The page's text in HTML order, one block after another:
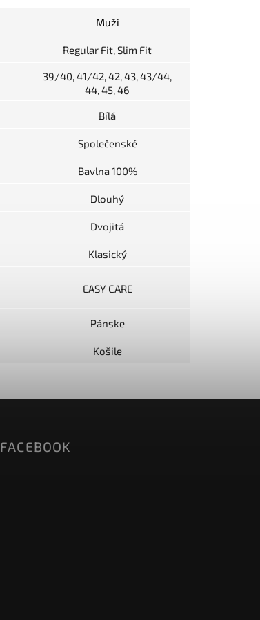
Muži
Regular Fit, Slim Fit
39/40, 41/42, 42, 43, 43/44,
44, 45, 46
Bílá
Společenské
Bavlna 100%
Dlouhý
Dvojitá
Klasický
EASY CARE
Pánske
Košile
FACEBOOK